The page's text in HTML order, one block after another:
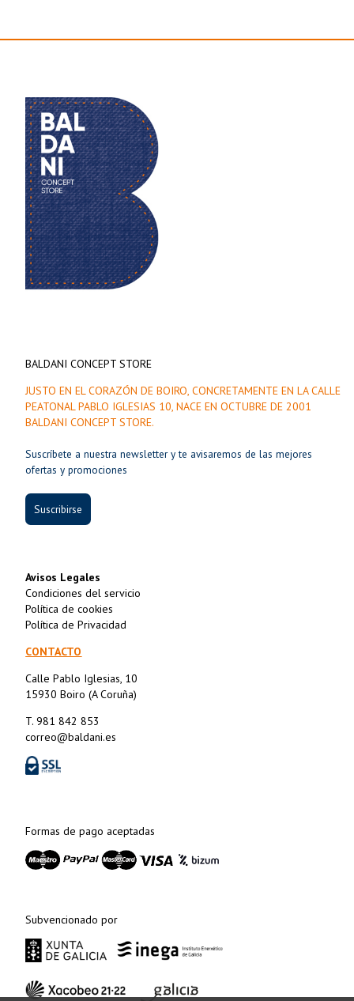
BALDANI CONCEPT STORE
JUSTO EN EL CORAZÓN DE BOIRO, CONCRETAMENTE EN LA CALLE
PEATONAL PABLO IGLESIAS 10, NACE EN OCTUBRE DE 2001
BALDANI CONCEPT STORE.
Suscríbete a nuestra newsletter y te avisaremos de las mejores
ofertas y promociones
Suscribirse
Avisos Legales
Condiciones del servicio
Política de cookies
Política de Privacidad
CONTACTO
Calle Pablo Iglesias, 10
15930 Boiro (A Coruña)
T. 981 842 853
correo@baldani.es
Formas de pago aceptadas
Subvencionado por